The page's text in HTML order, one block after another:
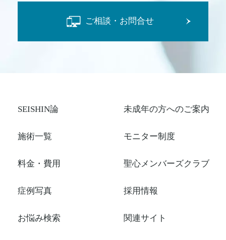
ご相談・お問合せ
SEISHIN論
施術一覧
料金・費用
症例写真
お悩み検索
未成年の方へのご案内
モニター制度
聖心メンバーズクラブ
採用情報
関連サイト